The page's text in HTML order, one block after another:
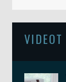
VIDEOT